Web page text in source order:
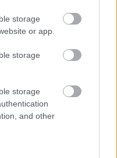
storage
or app.
storage
storage
and other